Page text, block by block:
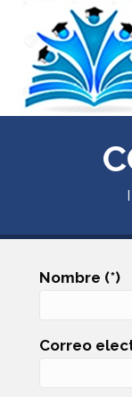
Nombre (*)
Correo